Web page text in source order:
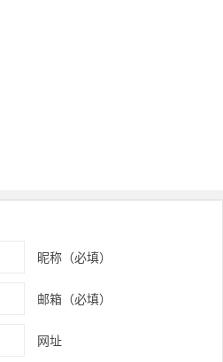
昵称（必填）
邮箱（必填）
网址